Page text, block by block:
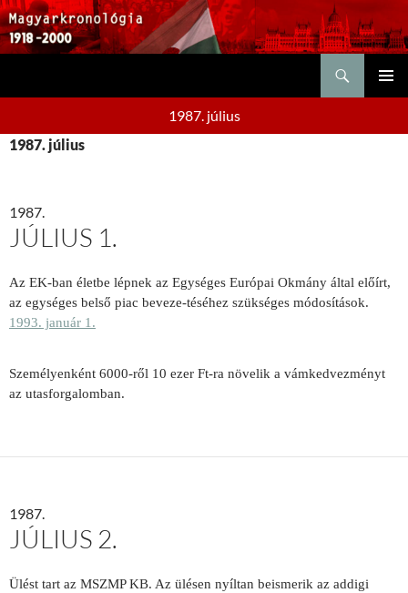
1987. július
1987. július
1987.
JÚLIUS 1.
Az EK-ban életbe lépnek az Egységes Európai Okmány által előírt,
az egységes belső piac beveze-téséhez szükséges módosítások.
1993. január 1.
Személyenként 6000-ről 10 ezer Ft-ra növelik a vámkedvezményt
az utasforgalomban.
1987.
JÚLIUS 2.
Ülést tart az MSZMP KB. Az ülésen nyíltan beismerik az addigi